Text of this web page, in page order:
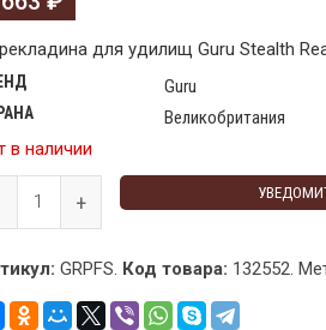
для удилищ Guru Stealth
Guru
Великобритания
в наличии
GRPFS. Код товара: 132552.